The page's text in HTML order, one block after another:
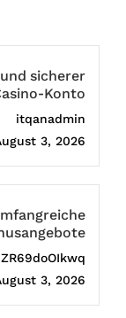
sicherer
Konto
itqanadmin
3, 2026
3, 2026